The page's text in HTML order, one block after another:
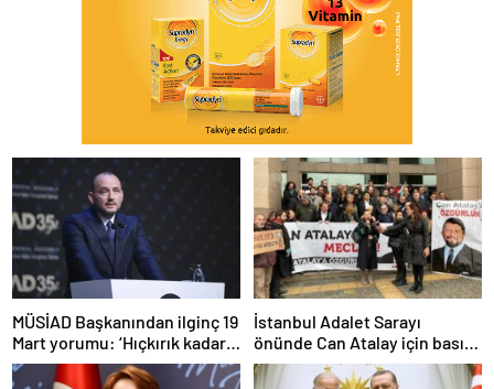
MÜSİAD Başkanından ilginç 19
Mart yorumu: ‘Hıçkırık kadar
etkisi olmuştur’
İstanbul Adalet Sarayı
önünde Can Atalay için basın
açıklaması